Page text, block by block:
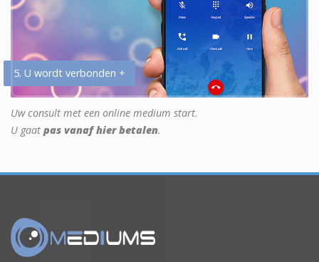
5. U wordt verbonden +
Uw consult met een online medium start.
U gaat pas vanaf hier betalen.